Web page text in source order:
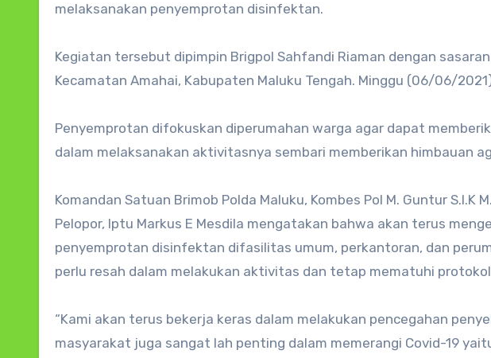
melaksanakan penyemprotan disinfektan.
Kegiatan tersebut dipimpin Brigpol Sahfandi Riaman dengan sasaran
Kecamatan Amahai, Kabupaten Maluku Tengah. Minggu (06/06/
Penyemprotan difokuskan diperumahan warga agar dapat
dalam melaksanakan aktivitasnya sembari memberikan himbauan
Komandan Satuan Brimob Polda Maluku, Kombes Pol M. Guntur S.I.K
Pelopor, Iptu Markus E Mesdila mengatakan bahwa akan terus
penyemprotan disinfektan difasilitas umum, perkantoran, dan
perlu resah dalam melakukan aktivitas dan tetap mematuhi
“Kami akan terus bekerja keras dalam melakukan pencegahan
masyarakat juga sangat lah penting dalam memerangi Covid-19